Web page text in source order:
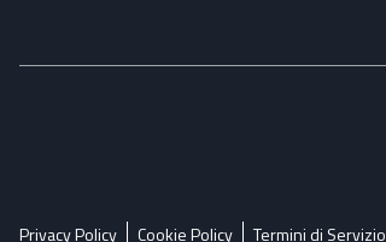
Privacy Policy Cookie Policy Termini di Servizio